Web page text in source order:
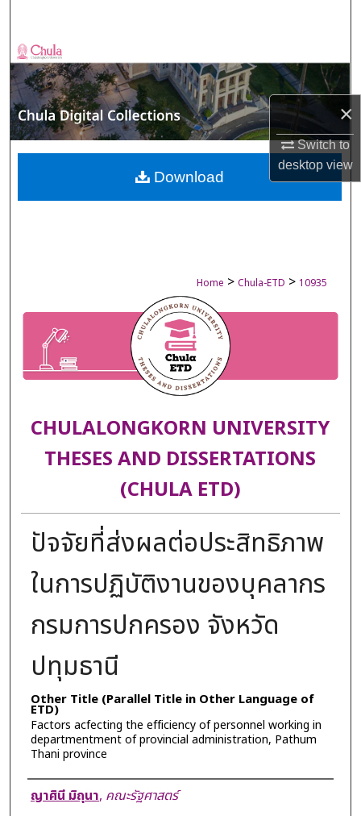
×
Switch to
desktopview
Browse Collections
My Account
About
Digital Commons Network™
Home > Chula-ETD > 10935
CHULALONGKORN UNIVERSITY
THESES AND DISSERTATIONS
(CHULA ETD)
ปัจจัยที่ส่งผลต่อประสิทธิภาพ
ในการปฏิบัติงานของบุคลากร
กรมการปกครอง จังหวัด
ปทุมธานี
Other Title (Parallel Title in Other Language of
ETD)
Factors acfecting the efficiency of personnel working in
departmentment of provincial administration, Pathum
Thani province
Author
ญาศินี มิถุนา, คณะรัฐศาสตร์
Download